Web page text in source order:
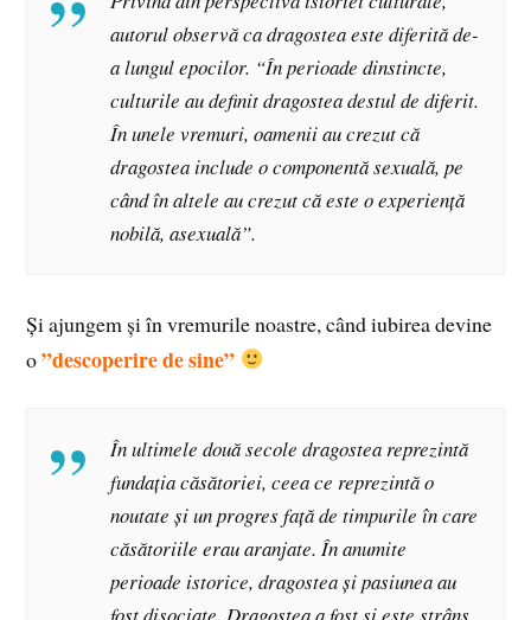
autorul observă ca dragostea este diferită de-
a lungul epocilor. “În perioade dinstincte,
culturile au definit dragostea destul de diferit.
În unele vremuri, oamenii au crezut că
dragostea include o componentă sexuală, pe
când în altele au crezut că este o experiență
nobilă, asexuală”.
Și ajungem și în vremurile noastre, când iubirea devine
o”descoperire de sine”
În ultimele două secole dragostea reprezintă
fundația căsătoriei, ceea ce reprezintă o
noutate și un progres față de timpurile în care
căsătoriile erau aranjate. În anumite
perioade istorice, dragostea și pasiunea au